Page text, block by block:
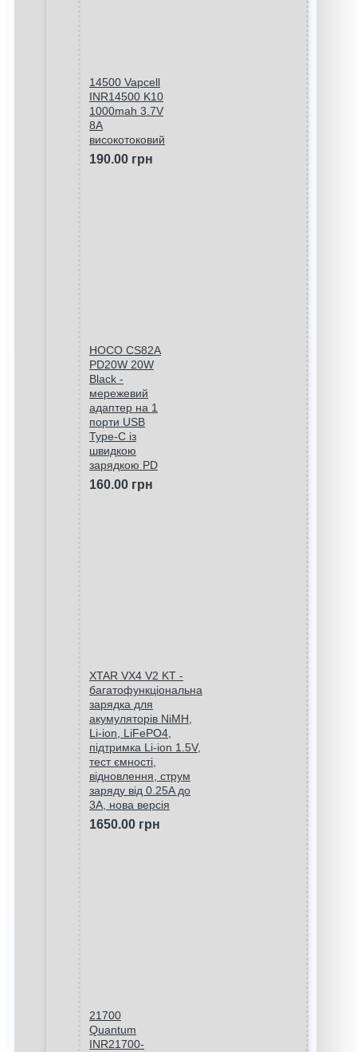
14500 Vapcell
INR14500 K10
1000mah 3.7V
8A
високотоковий
190.00 грн
HOCO CS82A
PD20W 20W
Black -
мережевий
адаптер на 1
порти USB
Type-C із
швидкою
зарядкою PD
160.00 грн
XTAR VX4 V2 KT -
багатофункціональна
зарядка для
акумуляторів NiMH,
Li-ion, LiFePO4,
підтримка Li-ion 1.5V,
тест ємності,
відновлення, струм
заряду від 0.25A до
3A, нова версія
1650.00 грн
21700
Quantum
INR21700-